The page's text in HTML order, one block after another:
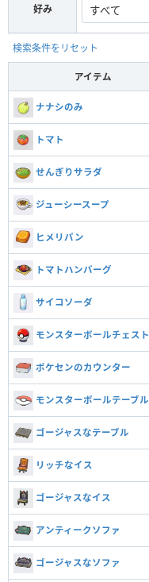
好み
検索条件をリセット
アイテム
ナナシのみ
トマト
せんぎりサラダ
ジューシースープ
ヒメリパン
トマトハンバーグ
サイコソーダ
モンスターボールチェスト
ポケセンのカウンター
モンスターボールテーブル
ゴージャスなテーブル
リッチなイス
ゴージャスなイス
アンティークソファ
ゴージャスなソファ